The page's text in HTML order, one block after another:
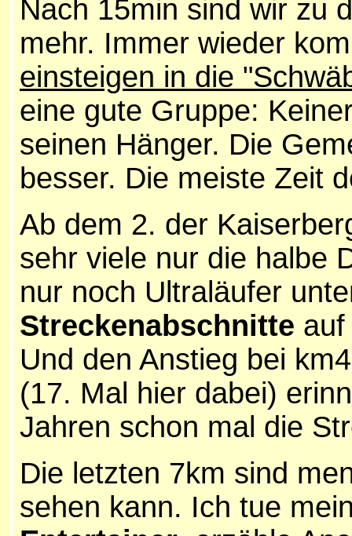
Nach 15min sind wir zu
mehr. Immer wieder
einsteigen in die
eine gute Gruppe:
seinen Hänger. Die
besser. Die meiste Zeit
Ab dem 2. der
sehr viele nur die halbe
nur noch Ultraläufer
Streckenabschnitte
Und den Anstieg bei
(17. Mal hier dabei)
Jahren schon mal die
Die letzten 7km sind
sehen kann. Ich tue